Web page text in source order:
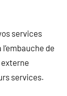
services
de
services.